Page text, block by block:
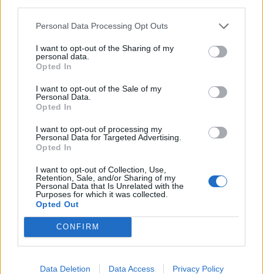
Personal Data Processing Opt Outs
I want to opt-out of the Sharing of my
personal data.
Opted In
I want to opt-out of the Sale of my
Personal Data.
Opted In
I want to opt-out of processing my
Personal Data for Targeted Advertising.
Opted In
I want to opt-out of Collection, Use,
Retention, Sale, and/or Sharing of my
Personal Data that Is Unrelated with the
Purposes for which it was collected.
Opted Out
CONFIRM
Data Deletion Data Access Privacy Policy